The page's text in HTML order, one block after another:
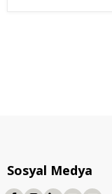
Sosyal Medya